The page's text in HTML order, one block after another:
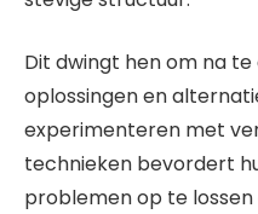
Dit dwingt hen om na
oplossingen en
experimenteren met
technieken bevordert
problemen op te